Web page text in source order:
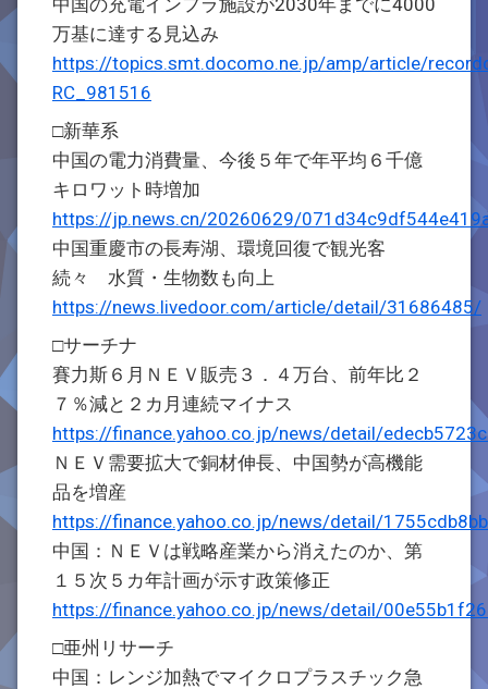
中国の充電インフラ施設が2030年までに4000
万基に達する見込み
https://topics.smt.docomo.ne.jp/amp/article/
RC_981516
□新華系
中国の電力消費量、今後５年で年平均６千億
キロワット時増加
https://jp.news.cn/20260629/
中国重慶市の長寿湖、環境回復で観光客
続々 水質・生物数も向上
https://news.livedoor.com/article/detail/31686485/
□サーチナ
賽力斯６月ＮＥＶ販売３．４万台、前年比２
７％減と２カ月連続マイナス
https://finance.yahoo.co.jp/news/detail/
ＮＥＶ需要拡大で銅材伸長、中国勢が高機能
品を増産
https://finance.yahoo.co.jp/news/detail/
中国：ＮＥＶは戦略産業から消えたのか、第
１５次５カ年計画が示す政策修正
https://finance.yahoo.co.jp/news/detail/
□亜州リサーチ
中国：レンジ加熱でマイクロプラスチック急